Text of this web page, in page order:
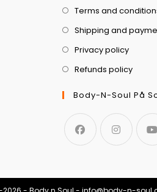
Terms and
Shipping and
Privacy policy
Refunds policy
Body-N-Soul På